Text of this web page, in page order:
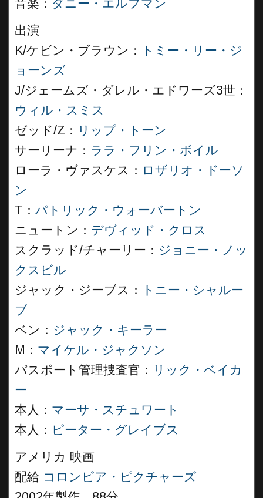
音楽： ダニー・エルフマン
出演
K/ケビン・ブラウン：
トミー・リー・ジ
ョーンズ
J/ジェームズ・ダレル・エドワーズ3世：
ウィル・スミス
ゼッド/Z： リップ・トーン
サーリーナ： ララ・フリン・ボイル
ローラ・ヴァスケス： ロザリオ・ドーソ
ン
T： パトリック・ウォーバートン
ニュートン： デヴィッド・クロス
スクラッド/チャーリー： ジョニー・ノッ
クスビル
ジャック・ジーブス：
トニー・シャルー
ブ
ベン： ジャック・キーラー
M： マイケル・ジャクソン
パスポート管理捜査官： リック・ベイカ
ー
本人： マーサ・スチュワート
本人： ピーター・グレイブス
アメリカ 映画
配給 コロンビア・ピクチャーズ